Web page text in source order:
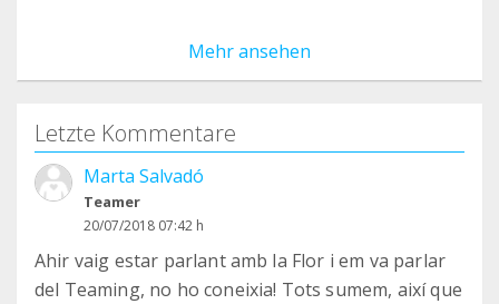
Mehr ansehen
Letzte Kommentare
Marta Salvadó
Teamer
20/07/2018 07:42 h
Ahir vaig estar parlant amb la Flor i em va parlar
del Teaming, no ho coneixia! Tots sumem, així que